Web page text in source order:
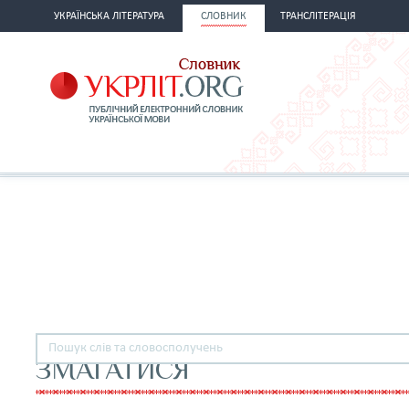
УКРАЇНСЬКА ЛІТЕРАТУРА СЛОВНИК ТРАНСЛІТЕРАЦІЯ
ЗМАГАТИСЯ